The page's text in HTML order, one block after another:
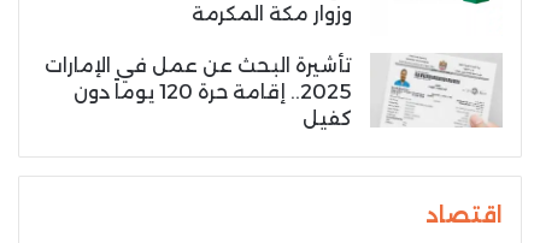
وزوار مكة المكرمة
تأشيرة البحث عن عمل في الإمارات
2025.. إقامة حرة 120 يوماً دون
كفيل
اقتصاد